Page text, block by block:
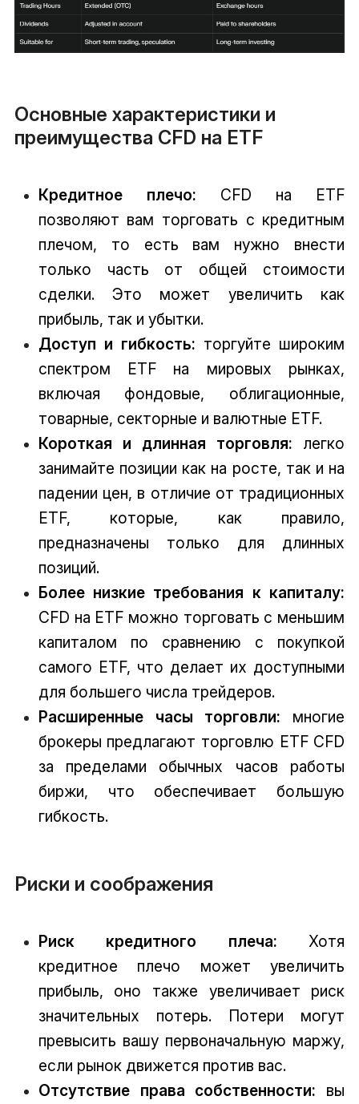
Основные характеристики и
преимущества CFD на ETF
Кредитное плечо: CFD на ETF
позволяют вам торговать с кредитным
плечом, то есть вам нужно внести
только часть от общей стоимости
сделки. Это может увеличить как
прибыль, так и убытки.
Доступ и гибкость: торгуйте широким
спектром ETF на мировых рынках,
включая фондовые, облигационные,
товарные, секторные и валютные ETF.
Короткая и длинная торговля: легко
занимайте позиции как на росте, так и на
падении цен, в отличие от традиционных
ETF, которые, как правило,
предназначены только для длинных
позиций.
Более низкие требования к капиталу:
CFD на ETF можно торговать с меньшим
капиталом по сравнению с покупкой
самого ETF, что делает их доступными
для большего числа трейдеров.
Расширенные часы торговли: многие
брокеры предлагают торговлю ETF CFD
за пределами обычных часов работы
биржи, что обеспечивает большую
гибкость.
Риски и соображения
Риск кредитного плеча: Хотя
кредитное плечо может увеличить
прибыль, оно также увеличивает риск
значительных потерь. Потери могут
превысить вашу первоначальную маржу,
если рынок движется против вас.
Отсутствие права собственности: вы